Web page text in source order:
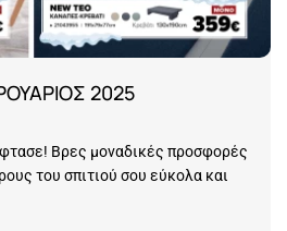
2025
Βρες μοναδικές προσφορές
του σπιτιού σου εύκολα και